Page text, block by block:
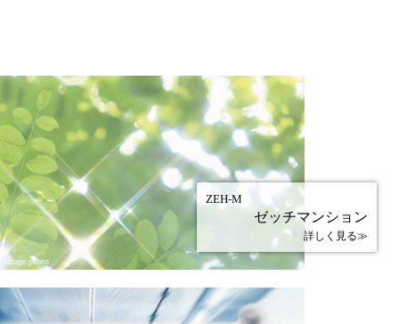
ZEH-M
ゼッチマンション
詳しく見る≫
image photo